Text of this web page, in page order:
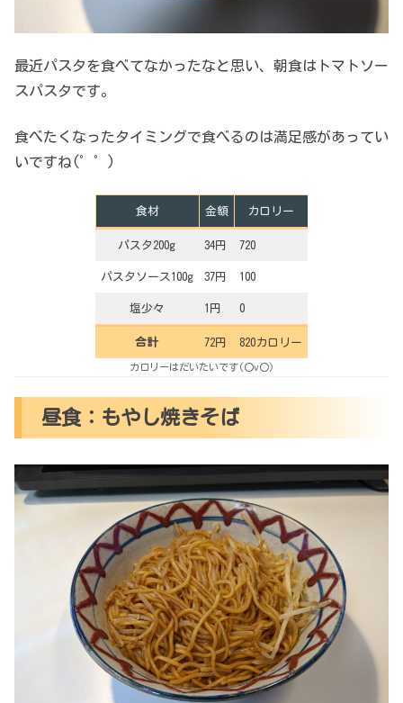
最近パスタを食べてなかったなと思い、朝食はトマトソー
スパスタです。
食べたくなったタイミングで食べるのは満足感があってい
いですね(゜゜)
食材 金額 カロリー
パスタ200g 34円 720
パスタソース100g 37円 100
塩少々 1円 0
合計 72円 820カロリー
カロリーはだいたいです(〇v〇)
昼食：もやし焼きそば